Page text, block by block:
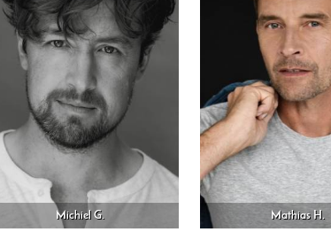
Michiel G. Mathias H.